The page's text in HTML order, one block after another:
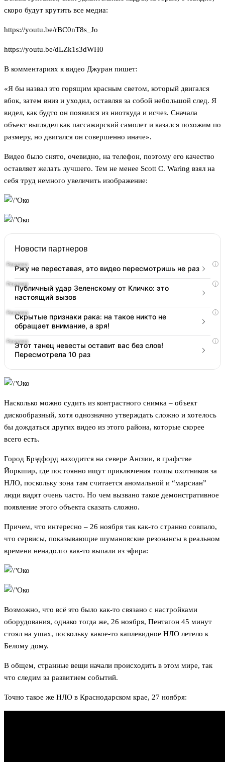
скоро будут крутить все медиа:
https://youtu.be/rBC0nT8s_Jo
https://youtu.be/dLZk1s3dWH0
В комментариях к видео Джуран пишет:
«Я бы назвал это горящим красным светом, который двигался
вбок, затем вниз и уходил, оставляя за собой небольшой след. Я
видел, как будто он появился из ниоткуда и исчез. Сначала
объект выглядел как пассажирский самолет и казался похожим по
размеру, но двигался он совершенно иначе».
Видео было снято, очевидно, на телефон, поэтому его качество
оставляет желать лучшего. Тем не менее Scott C. Waring взял на
себя труд немного увеличить изображение:
Новости партнеров
i
Ржу не переставая, это видео пересмотришь не раз
i
Публичный удар Зеленскому от Кличко: это
настоящий вызов
i
Скрытые признаки рака: на такое никто не
обращает внимание, а зря!
i
Этот танец невесты оставит вас без слов!
Пересмотрела 10 раз
Насколько можно судить из контрастного снимка – объект
дискообразный, хотя однозначно утверждать сложно и хотелось
бы дождаться других видео из этого района, которые скорее
всего есть.
Город Брэдфорд находится на севере Англии, в графстве
Йоркшир, где постоянно ищут приключения толпы охотников за
НЛО, поскольку зона там считается аномальной и “марсиан”
люди видят очень часто. Но чем вызвано такое демонстративное
появление этого объекта сказать сложно.
Причем, что интересно – 26 ноября так как-то странно совпало,
что сервисы, показывающие шумановские резонансы в реальном
времени ненадолго как-то выпали из эфира:
Возможно, что всё это было как-то связано с настройками
оборудования, однако тогда же, 26 ноября, Пентагон 45 минут
стоял на ушах, поскольку какое-то каплевидное НЛО летело к
Белому дому.
В общем, странные вещи начали происходить в этом мире, так
что следим за развитием событий.
Точно такое же НЛО в Краснодарском крае, 27 ноября: